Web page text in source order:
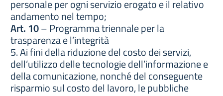
personale per ogni servizio erogato e il relativo
andamento nel tempo;
Art. 10– Programma triennale per la
trasparenza e l’integrità
5. Ai fini della riduzione del costo dei servizi,
dell’utilizzo delle tecnologie dell’informazione e
della comunicazione, nonché del conseguente
risparmio sul costo del lavoro, le pubbliche